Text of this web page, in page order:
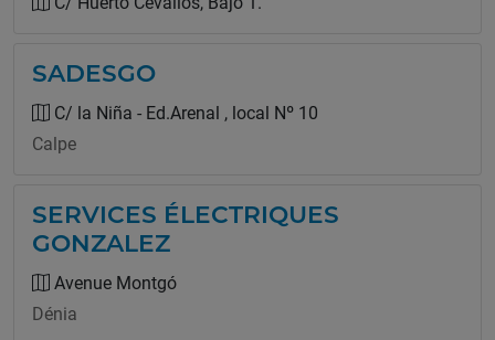
SADESGO
C/ la Niña - Ed.Arenal , local Nº 10
Calpe
SERVICES ÉLECTRIQUES
GONZALEZ
Avenue Montgó
Dénia